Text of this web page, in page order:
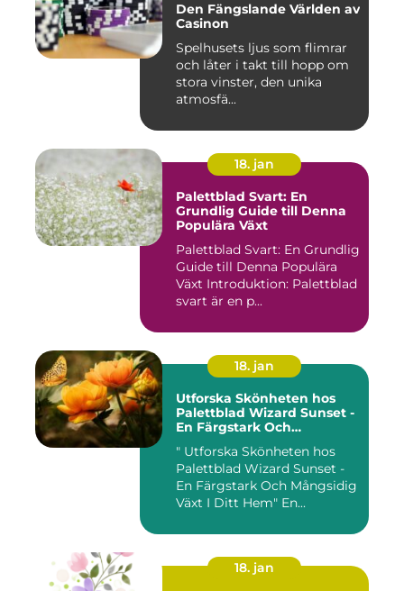
Den Fängslande Världen av
Casinon
Spelhusets ljus som flimrar
och låter i takt till hopp om
stora vinster, den unika
atmosfä...
18. jan
Palettblad Svart: En
Grundlig Guide till Denna
Populära Växt
Palettblad Svart: En Grundlig
Guide till Denna Populära
Växt Introduktion: Palettblad
svart är en p...
18. jan
Utforska Skönheten hos
Palettblad Wizard Sunset -
En Färgstark Och
" Utforska Skönheten hos
Palettblad Wizard Sunset -
En Färgstark Och Mångsidig
Växt I Ditt Hem" En...
18. jan